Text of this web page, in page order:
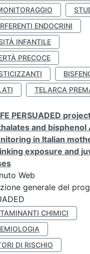
ENDOCRINI
INFANTILE
PRECOCE
TELARCA
PERSUADED
and bisphenol
in Italian
exposure and
Web
generale del
CHIMICI
DI RISCHIO